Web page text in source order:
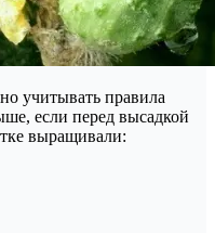
учитывать правила
если перед высадкой
выращивали: